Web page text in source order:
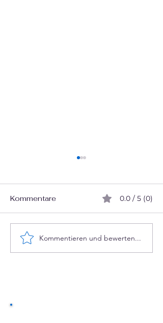
Denkt KI wirklich?
Kommentare 0.0 / 5 (0)
Kommentieren und bewerten...